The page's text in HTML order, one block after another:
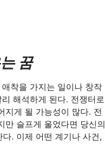
꿈
착을 가지는 일이나 창작
해석하게 된다. 전쟁터로
지게 될 가능성이 많다. 전
만 슬프게 울었다면 당신의
. 이제 어떤 계기나 사건,